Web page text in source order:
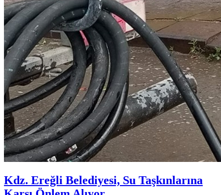
Kdz. Ereğli Belediyesi, Su Taşkınlarına